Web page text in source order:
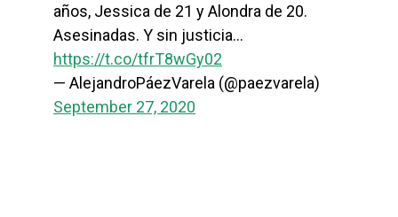
años, Jessica de 21 y Alondra de 20.
Asesinadas. Y sin justicia…
https://t.co/tfrT8wGy02
— AlejandroPáezVarela (@paezvarela)
September 27, 2020